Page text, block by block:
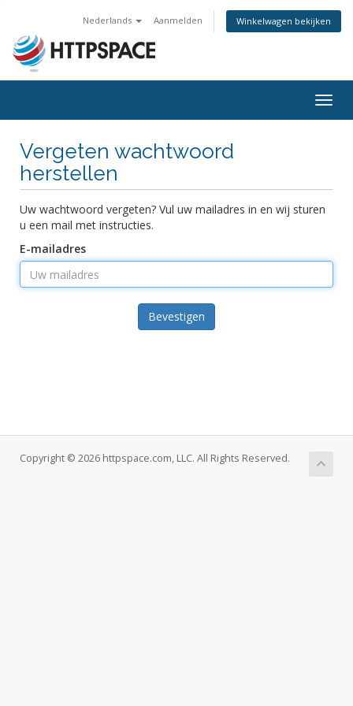
Nederlands Aanmelden Winkelwagen bekijken
Vergeten wachtwoord
herstellen
Uw wachtwoord vergeten? Vul uw mailadres in en wij sturen
u een mail met instructies.
E-mailadres
Bevestigen
Copyright © 2026 httpspace.com, LLC. All Rights Reserved.